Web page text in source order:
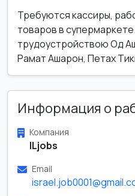
Требуются кассиры,
товаров в
трудоустройствою Од
Рамат Ашарон, Петах
Информация о
Компания
ILjobs
Email